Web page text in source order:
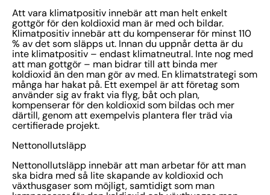
Att vara klimatpositiv innebär att man helt enkelt
gottgör för den koldioxid man är med och bildar.
Klimatpositiv innebär att du kompenserar för minst 110
% av det som släpps ut. Innan du uppnår detta är du
inte klimatpositiv – endast klimatneutral. Inte nog med
att man gottgör – man bidrar till att binda mer
koldioxid än den man gör av med. En klimatstrategi som
många har hakat på. Ett exempel är att företag som
använder sig av frakt via flyg, båt och plan,
kompenserar för den koldioxid som bildas och mer
därtill, genom att exempelvis plantera fler träd via
certifierade projekt.
Nettonollutsläpp
Nettonollutsläpp innebär att man arbetar för att man
ska bidra med så lite skapande av koldioxid och
växthusgaser som möjligt, samtidigt som man